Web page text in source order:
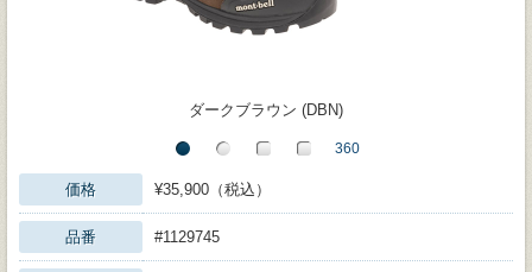
ダークブラウン (DBN)
価格 ¥35,900（税込）
品番 #1129745